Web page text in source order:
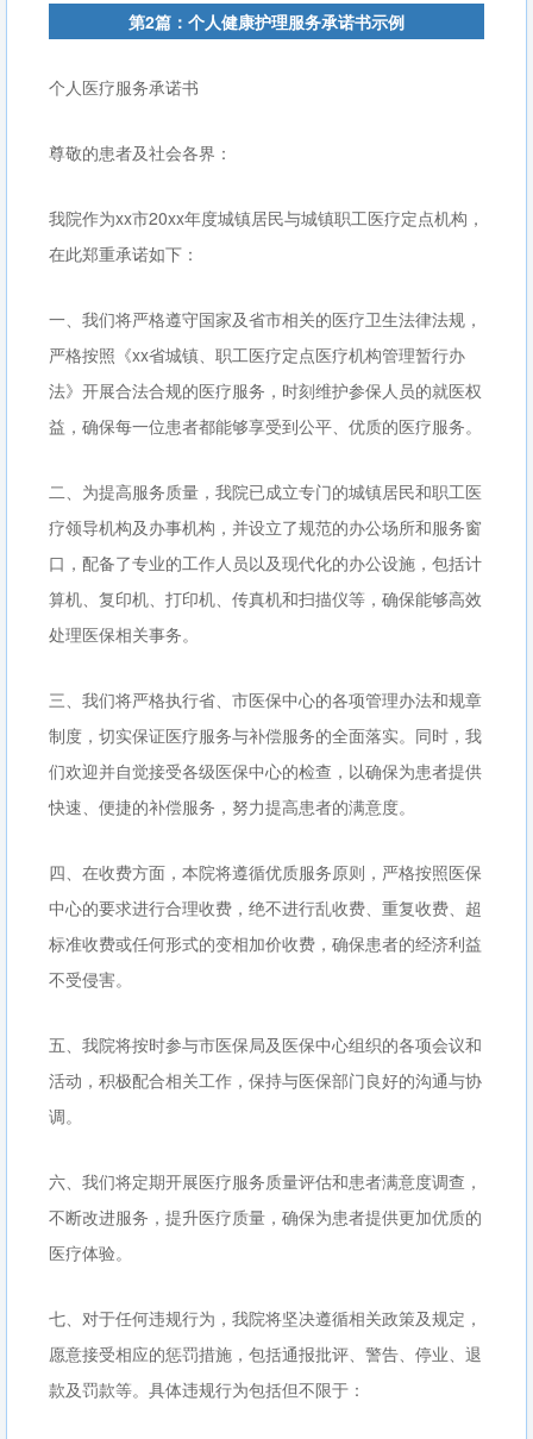
第2篇：个人健康护理服务承诺书示例
个人医疗服务承诺书
尊敬的患者及社会各界：
我院作为xx市20xx年度城镇居民与城镇职工医疗定点机构，
在此郑重承诺如下：
一、我们将严格遵守国家及省市相关的医疗卫生法律法规，
严格按照《xx省城镇、职工医疗定点医疗机构管理暂行办
法》开展合法合规的医疗服务，时刻维护参保人员的就医权
益，确保每一位患者都能够享受到公平、优质的医疗服务。
二、为提高服务质量，我院已成立专门的城镇居民和职工医
疗领导机构及办事机构，并设立了规范的办公场所和服务窗
口，配备了专业的工作人员以及现代化的办公设施，包括计
算机、复印机、打印机、传真机和扫描仪等，确保能够高效
处理医保相关事务。
三、我们将严格执行省、市医保中心的各项管理办法和规章
制度，切实保证医疗服务与补偿服务的全面落实。同时，我
们欢迎并自觉接受各级医保中心的检查，以确保为患者提供
快速、便捷的补偿服务，努力提高患者的满意度。
四、在收费方面，本院将遵循优质服务原则，严格按照医保
中心的要求进行合理收费，绝不进行乱收费、重复收费、超
标准收费或任何形式的变相加价收费，确保患者的经济利益
不受侵害。
五、我院将按时参与市医保局及医保中心组织的各项会议和
活动，积极配合相关工作，保持与医保部门良好的沟通与协
调。
六、我们将定期开展医疗服务质量评估和患者满意度调查，
不断改进服务，提升医疗质量，确保为患者提供更加优质的
医疗体验。
七、对于任何违规行为，我院将坚决遵循相关政策及规定，
愿意接受相应的惩罚措施，包括通报批评、警告、停业、退
款及罚款等。具体违规行为包括但不限于：